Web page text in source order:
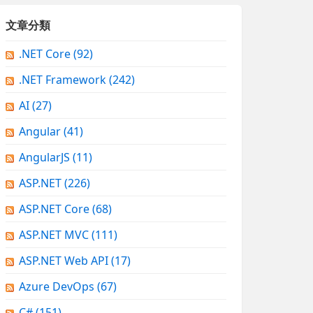
文章分類
.NET Core(92)
.NET Framework(242)
AI(27)
Angular(41)
AngularJS (11)
ASP.NET(226)
ASP.NET Core(68)
ASP.NET MVC(111)
ASP.NET Web API(17)
Azure DevOps (67)